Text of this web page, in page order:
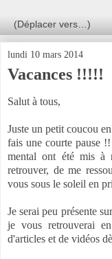
lundi 10 mars 2014
Vacances !!!!!
Salut à tous,
Juste un petit coucou
fais une courte pause
mental ont été mis à
retrouver, de me
vous sous le soleil en
Je serai peu présente
je vous retrouverai
d'articles et de vidéos